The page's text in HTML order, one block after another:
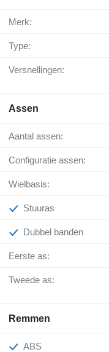
Merk:
Type:
Versnellingen:
Assen
Aantal assen:
Configuratie assen:
Wielbasis:
Stuuras
Dubbel banden
Eerste as:
Tweede as:
Remmen
ABS